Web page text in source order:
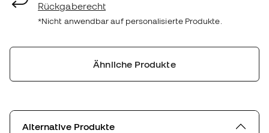
Rückgaberecht
*Nicht anwendbar auf personalisierte Produkte.
Ähnliche Produkte
Alternative Produkte